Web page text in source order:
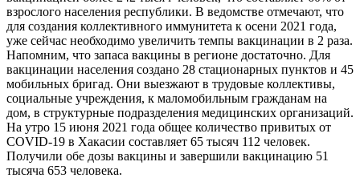
взрослого населения республики. В ведомстве отмечают, что
для создания коллективного иммунитета к осени 2021 года,
уже сейчас необходимо увеличить темпы вакцинации в 2 раза.
Напомним, что запаса вакцины в регионе достаточно. Для
вакцинации населения создано 28 стационарных пунктов и 45
мобильных бригад. Они выезжают в трудовые коллективы,
социальные учреждения, к маломобильным гражданам на
дом, в структурные подразделения медицинских организаций.
На утро 15 июня 2021 года общее количество привитых от
COVID-19 в Хакасии составляет 65 тысяч 112 человек.
Получили обе дозы вакцины и завершили вакцинацию 51
тысяча 653 человека.